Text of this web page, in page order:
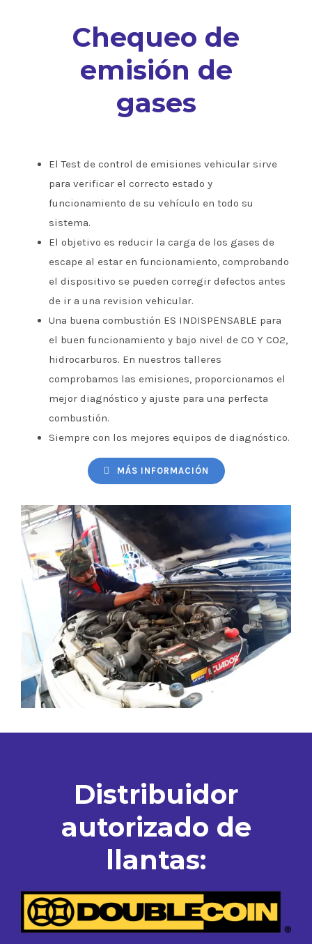
Chequeo de
emisión de
gases
El Test de control de emisiones vehicular sirve
para verificar el correcto estado y
funcionamiento de su vehículo en todo su
sistema.
El objetivo es reducir la carga de los gases de
escape al estar en funcionamiento, comprobando
el dispositivo se pueden corregir defectos antes
de ir a una revision vehicular.
Una buena combustión ES INDISPENSABLE para
el buen funcionamiento y bajo nivel de CO Y CO2,
hidrocarburos. En nuestros talleres
comprobamos las emisiones, proporcionamos el
mejor diagnóstico y ajuste para una perfecta
combustión.
Siempre con los mejores equipos de diagnóstico.
MÁS INFORMACIÓN
Distribuidor
autorizado de
llantas: